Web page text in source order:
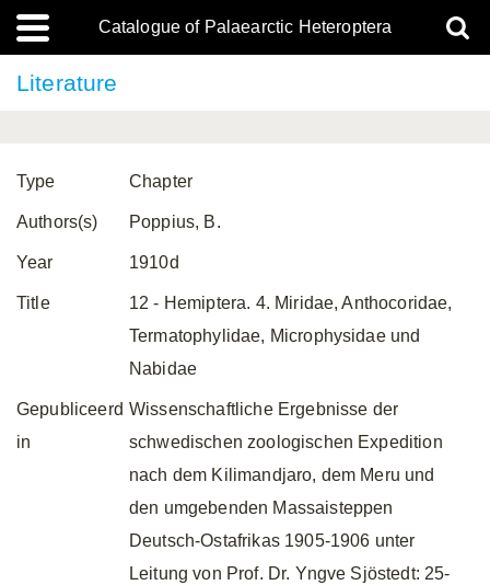
Catalogue of Palaearctic Heteroptera
Literature
Type Chapter
Authors(s) Poppius, B.
Year 1910d
Title
12 - Hemiptera. 4. Miridae, Anthocoridae,
Termatophylidae, Microphysidae und
Nabidae
Gepubliceerd
in
Wissenschaftliche Ergebnisse der
schwedischen zoologischen Expedition
nach dem Kilimandjaro, dem Meru und
den umgebenden Massaisteppen
Deutsch-Ostafrikas 1905-1906 unter
Leitung von Prof. Dr. Yngve Sjöstedt: 25-